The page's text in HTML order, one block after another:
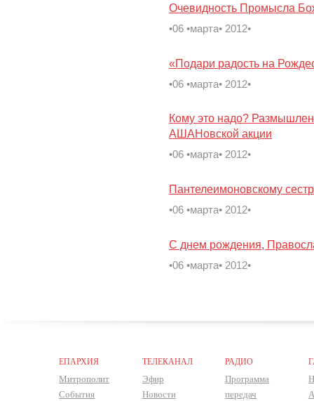
Очевидность Промысла
•06 •марта• 2012•
«Подари радость на
•06 •марта• 2012•
Кому это надо?
АШАНовской акции
•06 •марта• 2012•
Пантелеимоновскому
•06 •марта• 2012•
С днем рождения,
•06 •марта• 2012•
ЕПАРХИЯ
Митрополит
События
ТЕЛЕКАНАЛ
Эфир
Новости
РАДИО
Программа
передач